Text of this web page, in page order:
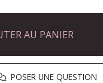
AU PANIER
POSER UNE QUESTION